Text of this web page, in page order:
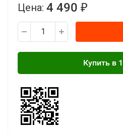
Цена: 4 490 ₽